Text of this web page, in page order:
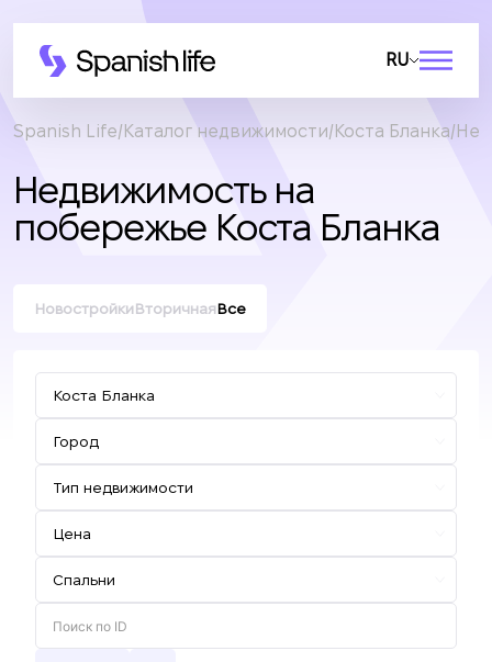
RU
Spanish Life Каталог недвижимости Коста Бланка
Недвижимость на
побережье Коста Бланка
НовостройкиВторичнаяВсе